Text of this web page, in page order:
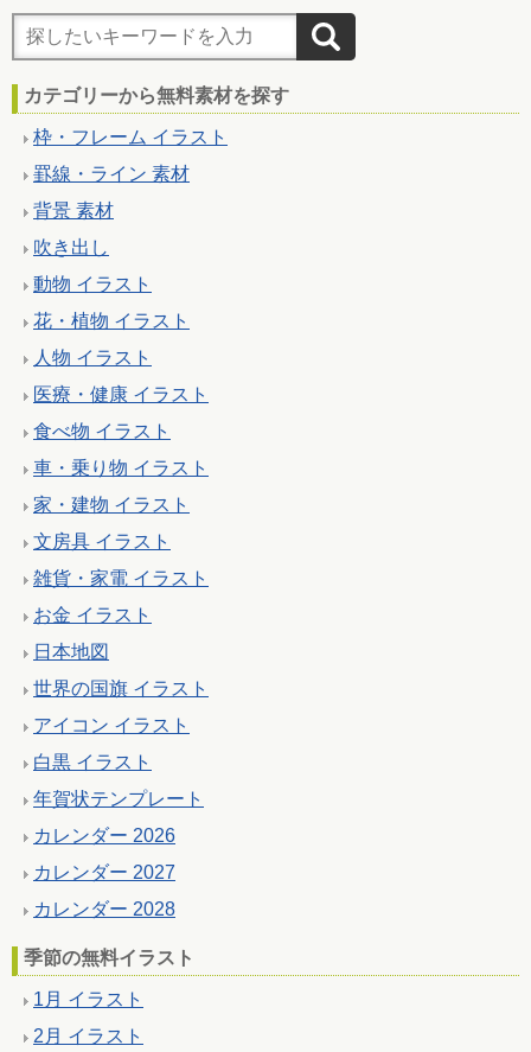
カテゴリーから無料素材を探す
枠・フレーム イラスト
罫線・ライン 素材
背景 素材
吹き出し
動物 イラスト
花・植物 イラスト
人物 イラスト
医療・健康 イラスト
食べ物 イラスト
車・乗り物 イラスト
家・建物 イラスト
文房具 イラスト
雑貨・家電 イラスト
お金 イラスト
日本地図
世界の国旗 イラスト
アイコン イラスト
白黒 イラスト
年賀状テンプレート
カレンダー 2026
カレンダー 2027
カレンダー 2028
季節の無料イラスト
1月 イラスト
2月 イラスト